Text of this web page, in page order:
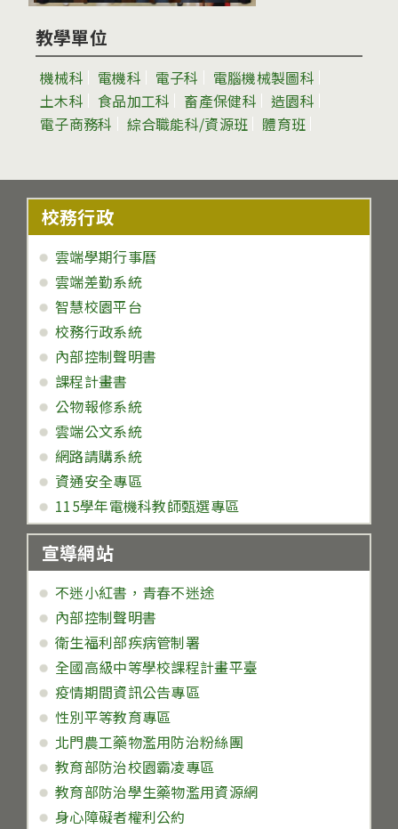
教學單位
機械科 電機科 電子科
電腦機械製圖科
土木科
食品加工科 畜產保健科
造園科
電子商務科
綜合職能科/資源班 體育班
校務行政
雲端學期行事曆
雲端差勤系統
智慧校園平台
校務行政系統
內部控制聲明書
課程計畫書
公物報修系統
雲端公文系統
網路請購系統
資通安全專區
115學年電機科教師甄選專區
宣導網站
不迷小紅書，青春不迷途
內部控制聲明書
衛生福利部疾病管制署
全國高級中等學校課程計畫平臺
疫情期間資訊公告專區
性別平等教育專區
北門農工藥物濫用防治粉絲團
教育部防治校園霸凌專區
教育部防治學生藥物濫用資源網
身心障礙者權利公約